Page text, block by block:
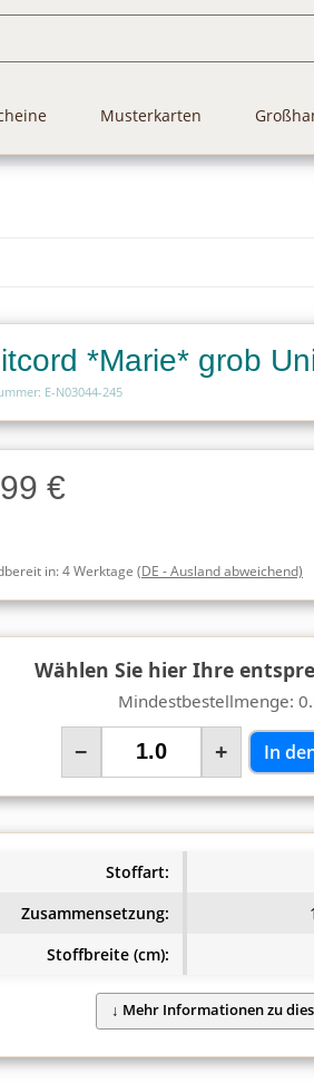
Musterkarten
*Marie* grob
E-N03044-245
€
in:4 Werktage (DE - Ausland abweichend)
Wählen Sie hier Ihre
Mindestbestellmenge:
− + In
Stoffart:
Zusammensetzung:
Stoffbreite (cm):